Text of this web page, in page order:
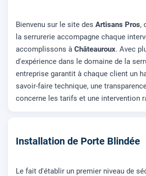
Bienvenu sur le site des Artisans Pros,
la serrurerie accompagne chaque
accomplissons à Châteauroux. Avec
d'expérience dans le domaine de la
entreprise garantit à chaque client un
savoir-faire technique, une
concerne les tarifs et une intervention
Installation de Porte Blindée
Le fait d'établir un premier niveau de